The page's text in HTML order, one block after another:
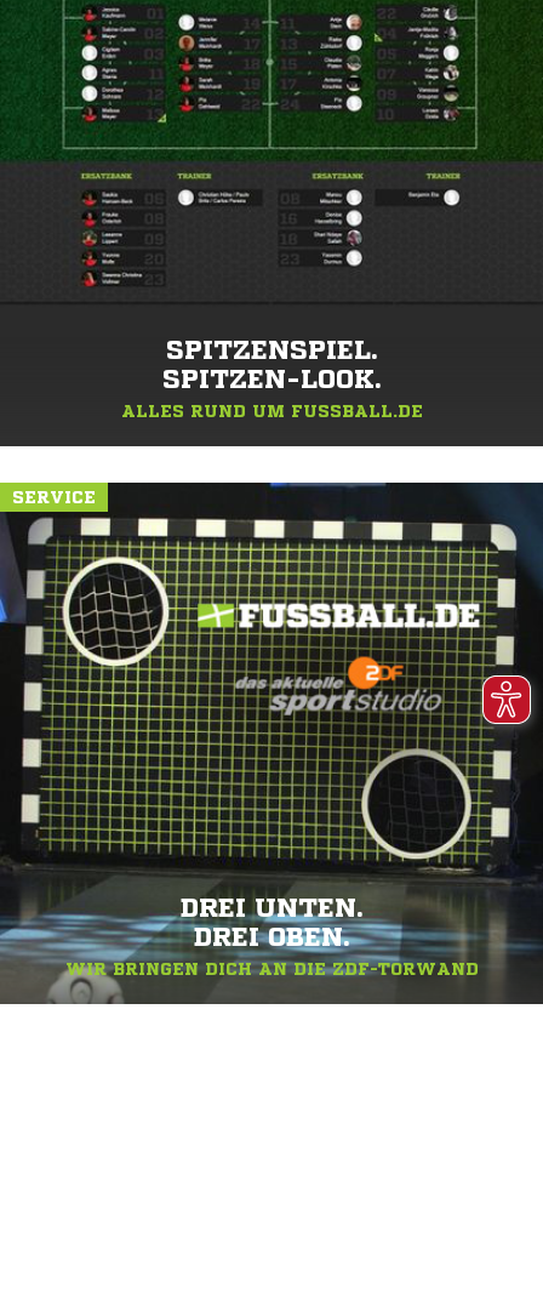
SPITZENSPIEL.
SPITZEN-LOOK.
ALLES RUND UM FUSSBALL.DE
SERVICE
DREI UNTEN.
DREI OBEN.
WIR BRINGEN DICH AN DIE ZDF-TORWAND